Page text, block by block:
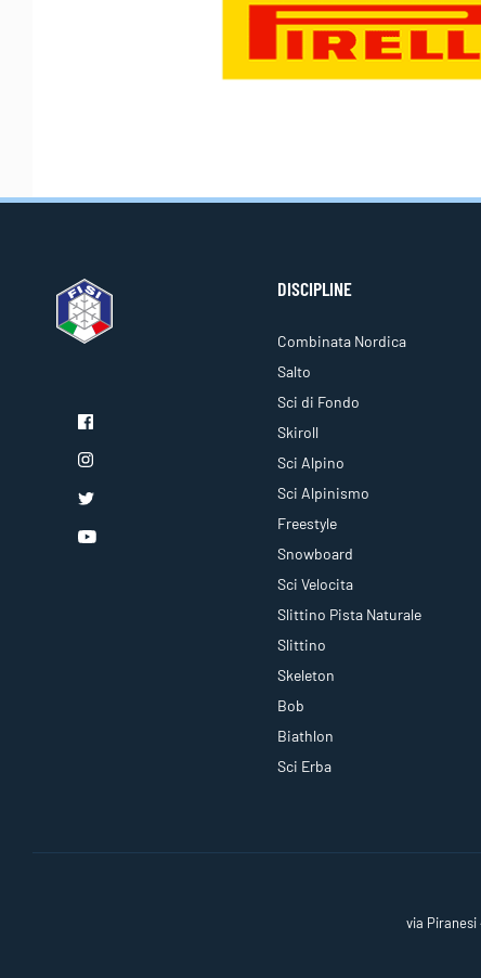
DISCIPLINE
Combinata Nordica
Salto
Sci di Fondo
Skiroll
Sci Alpino
Sci Alpinismo
Freestyle
Snowboard
Sci Velocita
Slittino Pista Naturale
Slittino
Skeleton
Bob
Biathlon
Sci Erba
via Piranesi